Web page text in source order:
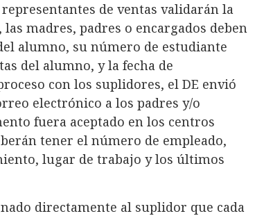
de ventas validarán la
madres, padres o encargados deben
alumno, su número de estudiante
del alumno, y la fecha de
con los suplidores, el DE envió
electrónico a los padres y/o
fuera aceptado en los centros
tener el número de empleado,
lugar de trabajo y los últimos
directamente al suplidor que cada